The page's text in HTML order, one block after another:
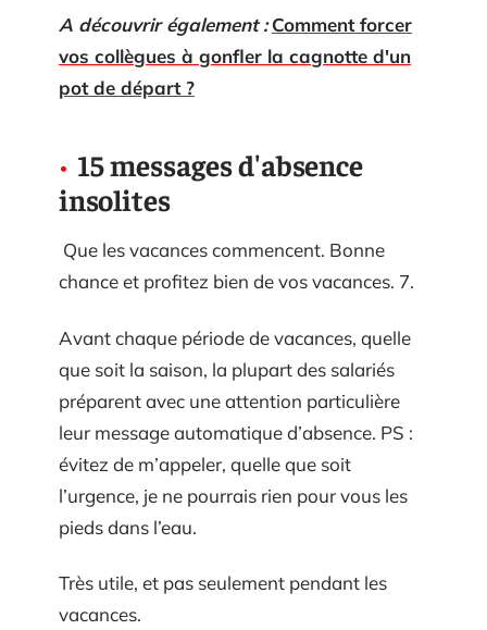
A découvrir également : Comment forcer
vos collègues à gonfler la cagnotte d'un
pot de départ ?
15 messages d'absence
insolites
Que les vacances commencent. Bonne
chance et profitez bien de vos vacances. 7.
Avant chaque période de vacances, quelle
que soit la saison, la plupart des salariés
préparent avec une attention particulière
leur message automatique d’absence. PS :
évitez de m’appeler, quelle que soit
l’urgence, je ne pourrais rien pour vous les
pieds dans l’eau.
Très utile, et pas seulement pendant les
vacances.